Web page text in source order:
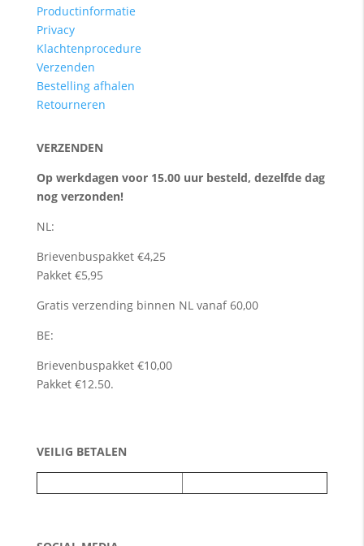
Productinformatie
Privacy
Klachtenprocedure
Verzenden
Bestelling afhalen
Retourneren
VERZENDEN
Op werkdagen voor 15.00 uur besteld, dezelfde dag
nog verzonden!
NL:
Brievenbuspakket €4,25
Pakket €5,95
Gratis verzending binnen NL vanaf 60,00
BE:
Brievenbuspakket €10,00
Pakket €12.50.
VEILIG BETALEN